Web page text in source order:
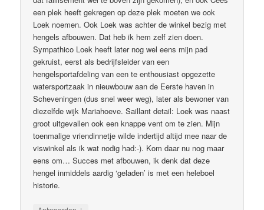
een plek heeft gekregen op deze plek moeten we ook
Loek noemen. Ook Loek was achter de winkel bezig met
hengels afbouwen. Dat heb ik hem zelf zien doen.
Sympathico Loek heeft later nog wel eens mijn pad
gekruist, eerst als bedrijfsleider van een
hengelsportafdeling van een te enthousiast opgezette
watersportzaak in nieuwbouw aan de Eerste haven in
Scheveningen (dus snel weer weg), later als bewoner van
diezelfde wijk Mariahoeve. Saillant detail: Loek was naast
groot uitgevallen ook een knappe vent om te zien. Mijn
toenmalige vriendinnetje wilde indertijd altijd mee naar de
viswinkel als ik wat nodig had:-). Kom daar nu nog maar
eens om… Succes met afbouwen, ik denk dat deze
hengel inmiddels aardig ‘geladen’ is met een heleboel
historie.